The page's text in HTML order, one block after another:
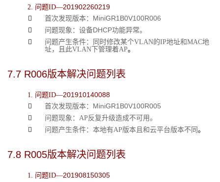
2. 问题ID—201902260219
 首次发现版本： MiniGR1B0V100R006
 问题现象：设备DHCP功能异常。

问题产生条件：同 时修改某个VLAN的IP地址和MAC地
址，且此VLAN下管理着AP。
7.7 R006版本解决问题列表
1. 问题ID—201910140088
 首次发现版本： MiniGR1B0V100R005
 问题现象：AP反复升级造成不可用。

问题产生条件：本地有AP版本且和云平台版本不同。
7.8 R005版本解决问题列表
1. 问题ID—201908150305